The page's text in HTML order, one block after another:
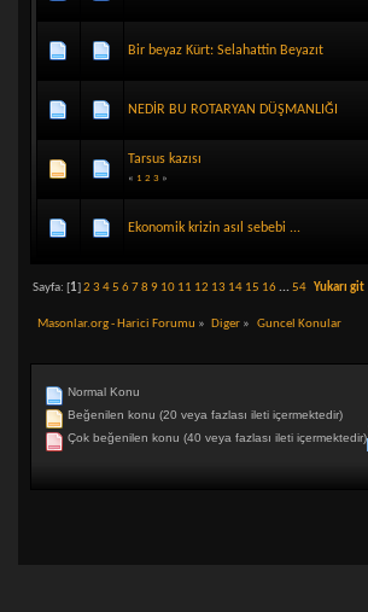
Bir beyaz Kürt: Selahattin Beyazıt
NEDİR BU ROTARYAN DÜŞMANLIĞI
Tarsus kazısı
« 1 2 3»
Ekonomik krizin asıl sebebi ...
Sayfa: [1] 2 3 45 678 9 10 11 12 13 14 15 16...54 Yukarı git
Masonlar.org - Harici Forumu » Diger » Guncel Konular
Normal Konu
Beğenilen konu (20 veya fazlası ileti içermektedir)
Çok beğenilen konu (40 veya fazlası ileti içermektedir)